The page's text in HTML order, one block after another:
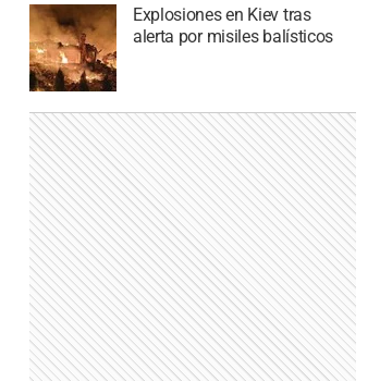
Explosiones en Kiev tras
alerta por misiles balísticos